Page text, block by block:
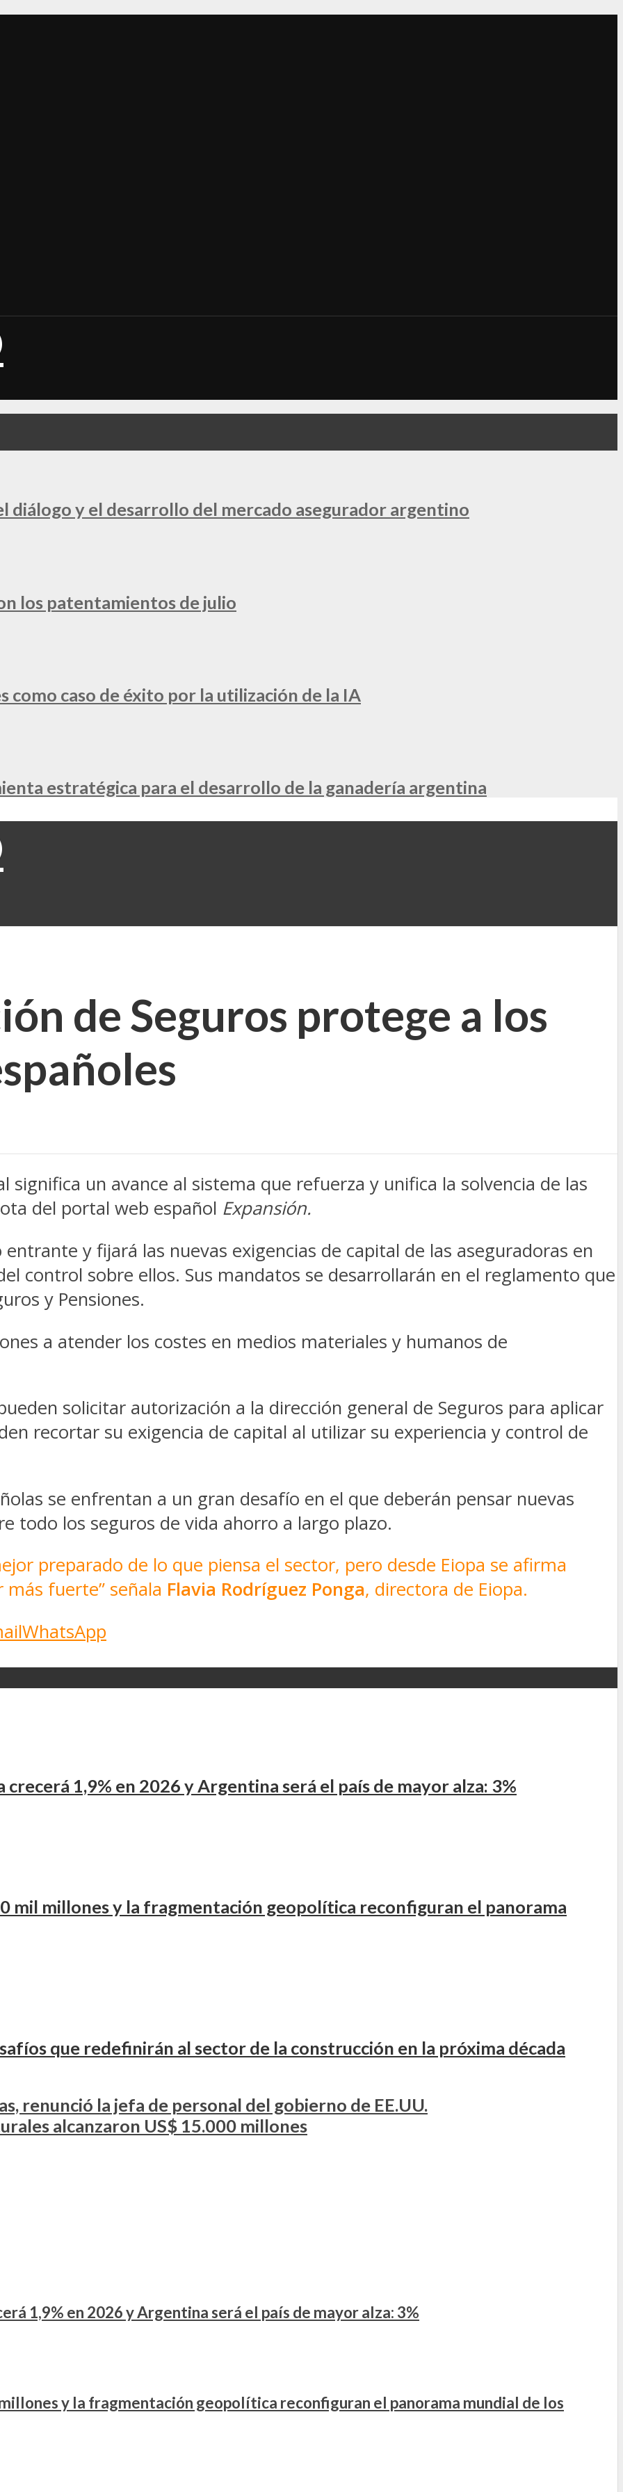
diálogo y el desarrollo del mercado asegurador argentino
los patentamientos de julio
como caso de éxito por la utilización de la IA
estratégica para el desarrollo de la ganadería argentina
de Seguros protege a los
significa un avance al sistema que refuerza y unifica la solvencia de las
del portal web español Expansión.
y fijará las nuevas exigencias de capital de las aseguradoras en
control sobre ellos. Sus mandatos se desarrollarán en el reglamento que
y Pensiones.
a atender los costes en medios materiales y humanos de
solicitar autorización a la dirección general de Seguros para aplicar
recortar su exigencia de capital al utilizar su experiencia y control de
se enfrentan a un gran desafío en el que deberán pensar nuevas
todo los seguros de vida ahorro a largo plazo.
preparado de lo que piensa el sector, pero desde Eiopa se afirma
fuerte” señala Flavia Rodríguez Ponga, directora de Eiopa.
WhatsApp
1,9% en 2026 y Argentina será el país de mayor alza: 3%
mil millones y la fragmentación geopolítica reconfiguran el panorama
que redefinirán al sector de la construcción en la próxima década
renunció la jefa de personal del gobierno de EE.UU.
alcanzaron US$ 15.000 millones
1,9% en 2026 y Argentina será el país de mayor alza: 3%
y la fragmentación geopolítica reconfiguran el panorama mundial de los